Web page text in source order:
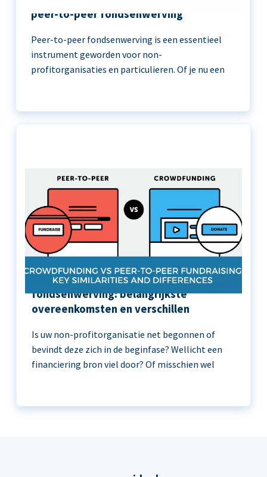
peer-to-peer fondsenwerving
Peer-to-peer fondsenwerving is een essentieel
instrument geworden voor non-
profitorganisaties en particulieren. Of je nu een
Crowdfunding versus peer-to-peer
fondsenwerving: belangrijkste
overeenkomsten en verschillen
Is uw non-profitorganisatie net begonnen of
bevindt deze zich in de beginfase? Wellicht een
financiering bron viel door? Of misschien wel